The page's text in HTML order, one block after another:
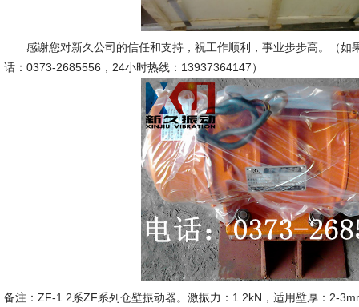
感谢您对新久公司的信任和支持，祝工作顺利，事业步步高。（如
话：0373-2685556，24小时热线：13937364147）
备注：ZF-1.2系ZF系列仓壁振动器。激振力：1.2kN，适用壁厚：2-